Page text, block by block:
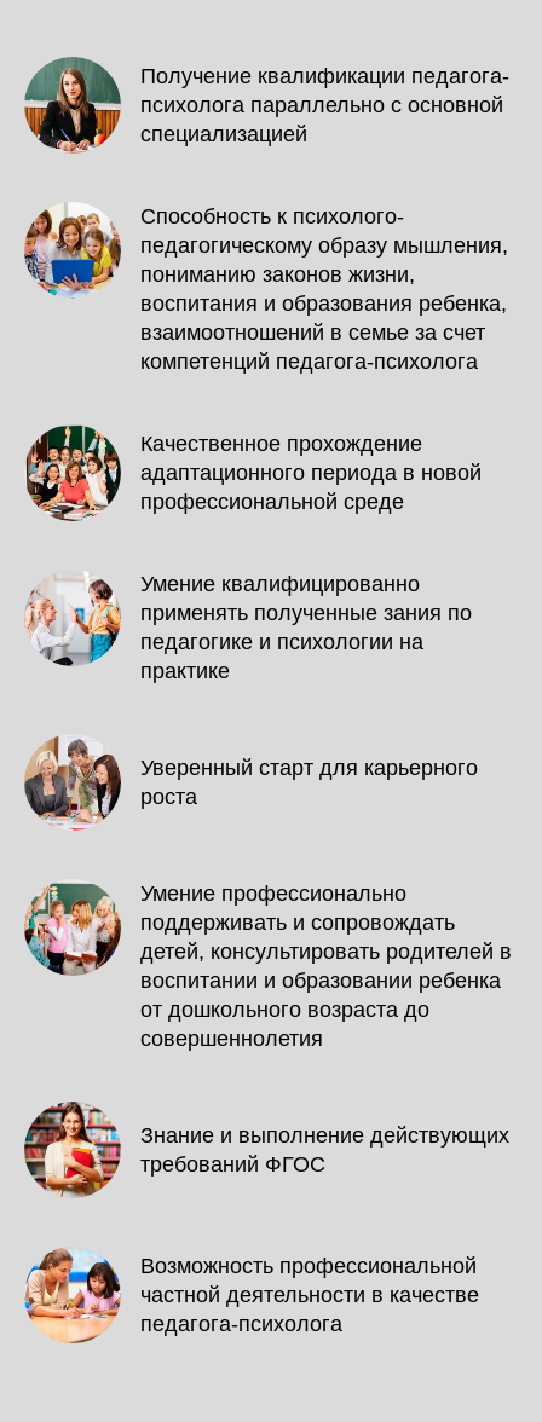
Получение квалификации педагога-
психолога параллельно с основной
специализацией
Способность к психолого-
педагогическому образу мышления,
пониманию законов жизни,
воспитания и образования ребенка,
взаимоотношений в семье за счет
компетенций педагога-психолога
Качественное прохождение
адаптационного периода в новой
профессиональной среде
Умение квалифицированно
применять полученные зания по
педагогике и психологии на
практике
Уверенный старт для карьерного
роста
Умение профессионально
поддерживать и сопровождать
детей, консультировать родителей в
воспитании и образовании ребенка
от дошкольного возраста до
совершеннолетия
Знание и выполнение действующих
требований ФГОС
Возможность профессиональной
частной деятельности в качестве
педагога-психолога